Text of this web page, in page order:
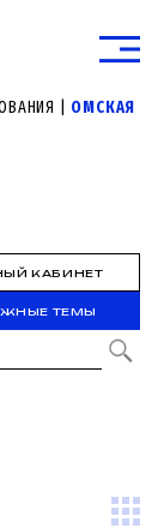
| ОМСКАЯ
КАБИНЕТ
ТЕМЫ